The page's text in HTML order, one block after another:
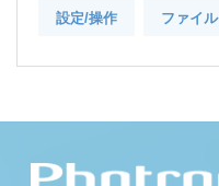
設定/操作 ファイル